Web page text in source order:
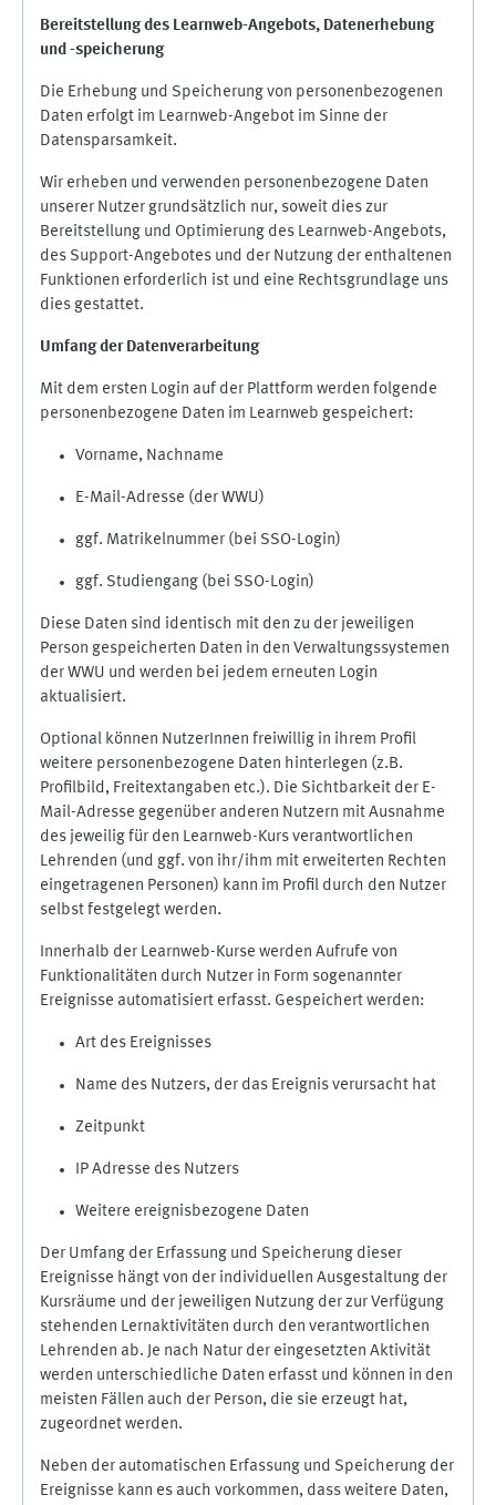
Bereitstellung des Learnweb-Angebots, Datenerhebung
und -speicherung
Die Erhebung und Speicherung von personenbezogenen
Daten erfolgt im Learnweb-Angebot im Sinne der
Datensparsamkeit.
Wir erheben und verwenden personenbezogene Daten
unserer Nutzer grundsätzlich nur, soweit dies zur
Bereitstellung und Optimierung des Learnweb-Angebots,
des Support-Angebotes und der Nutzung der enthaltenen
Funktionen erforderlich ist und eine Rechtsgrundlage uns
dies gestattet.
Umfang der Datenverarbeitung
Mit dem ersten Login auf der Plattform werden folgende
personenbezogene Daten im Learnweb gespeichert:
Vorname, Nachname
E-Mail-Adresse (der WWU)
ggf. Matrikelnummer (bei SSO-Login)
ggf. Studiengang (bei SSO-Login)
Diese Daten sind identisch mit den zu der jeweiligen
Person gespeicherten Daten in den Verwaltungssystemen
der WWU und werden bei jedem erneuten Login
aktualisiert.
Optional können NutzerInnen freiwillig in ihrem Profil
weitere personenbezogene Daten hinterlegen (z.B.
Profilbild, Freitextangaben etc.). Die Sichtbarkeit der E-
Mail-Adresse gegenüber anderen Nutzern mit Ausnahme
des jeweilig für den Learnweb-Kurs verantwortlichen
Lehrenden (und ggf. von ihr/ihm mit erweiterten Rechten
eingetragenen Personen) kann im Profil durch den Nutzer
selbst festgelegt werden.
Innerhalb der Learnweb-Kurse werden Aufrufe von
Funktionalitäten durch Nutzer in Form sogenannter
Ereignisse automatisiert erfasst. Gespeichert werden:
Art des Ereignisses
Name des Nutzers, der das Ereignis verursacht hat
Zeitpunkt
IP Adresse des Nutzers
Weitere ereignisbezogene Daten
Der Umfang der Erfassung und Speicherung dieser
Ereignisse hängt von der individuellen Ausgestaltung der
Kursräume und der jeweiligen Nutzung der zur Verfügung
stehenden Lernaktivitäten durch den verantwortlichen
Lehrenden ab. Je nach Natur der eingesetzten Aktivität
werden unterschiedliche Daten erfasst und können in den
meisten Fällen auch der Person, die sie erzeugt hat,
zugeordnet werden.
Neben der automatischen Erfassung und Speicherung der
Ereignisse kann es auch vorkommen, dass weitere Daten,